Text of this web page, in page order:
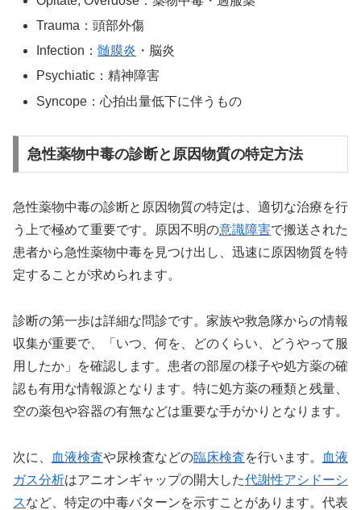
Trauma：頭部外傷
Infection：髄膜炎 ・脳炎
Psychiatic：精神障害
Syncope：心拍出量低下に伴うもの
急性薬物中毒の診断と原因物質の特定方法
急性薬物中毒の診断と原因物質の特定は、適切な治療を行
う上で極めて重要です。原因不明の意識障害で搬送された
患者から急性薬物中毒を見つけ出し、迅速に原因物質を特
定することが求められます。
診断の第一歩は詳細な問診です。家族や救急隊からの情報
収集が重要で、「いつ、何を、どのくらい、どうやって服
用したか」を確認します。患者の部屋の様子や処方薬の確
認も有用な情報源となります。特に処方薬の種類と残量、
空の薬包や容器の有無などは重要な手がかりとなります。
次に、 血液検査や尿検査などの臨床検査を行います。
血液
ガス分析はアニオンギャップの開大した代謝性アシドーシ
スなど、特定の中毒パターンを示すことがあります。代表